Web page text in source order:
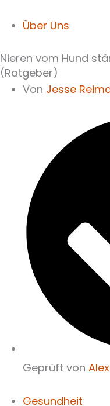
Über Uns
Nieren vom Hund
(Ratgeber)
Von Jesse
Geprüft von
Gesundheit